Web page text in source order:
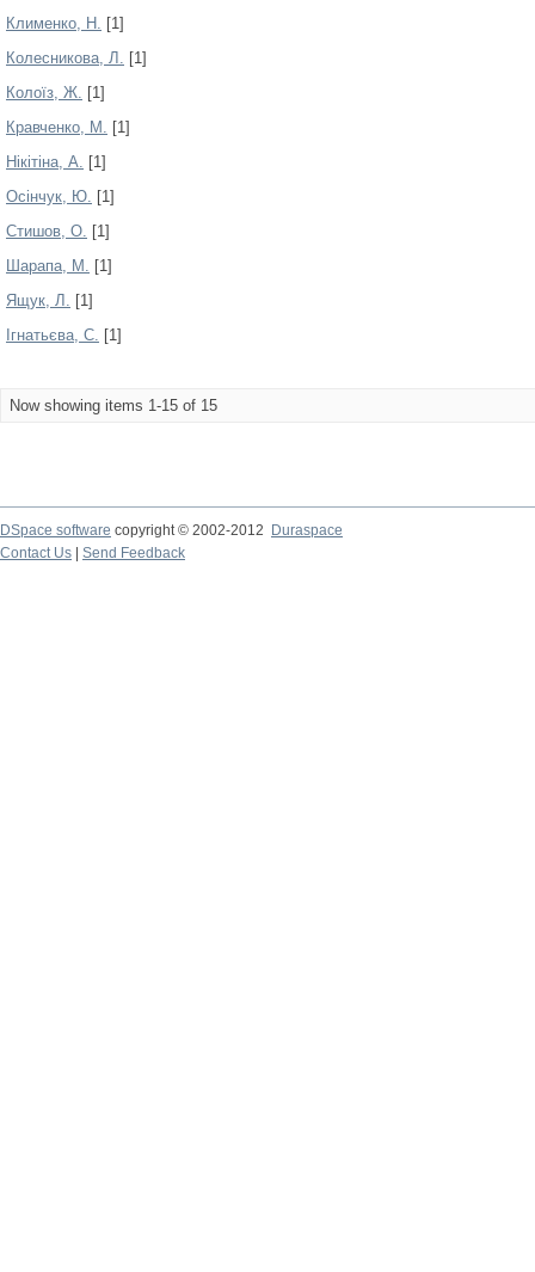
Клименко, Н. [1]
Колесникова, Л. [1]
Колоїз, Ж. [1]
Кравченко, М. [1]
Нікітіна, А. [1]
Осінчук, Ю. [1]
Стишов, О. [1]
Шарапа, М. [1]
Ящук, Л. [1]
Ігнатьєва, С. [1]
Now showing items 1-15 of 15
DSpace software copyright © 2002-2012
Duraspace
Contact Us
Send Feedback